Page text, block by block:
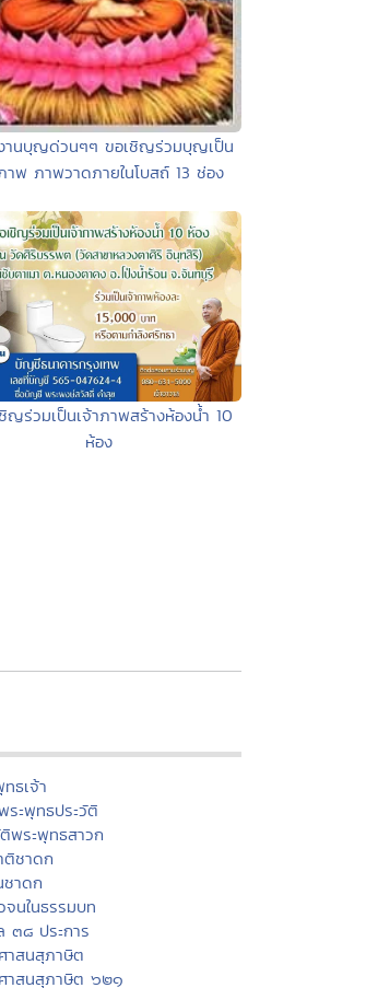
านบุญด่วนๆๆ ขอเชิญร่วมบุญเป็น
าพ ภาพวาดภายในโบสถ์ 13 ช่อง
ญร่วมเป็นเจ้าภาพสร้างห้องน้ำ 10
ห้อง
ธเจ้า
ะพุทธประวัติ
พระพุทธสาวก
ติชาดก
ชาดก
นในธรรมบท
๓๘ ประการ
าสนสุภาษิต
าสนสุภาษิต ๖๒๑